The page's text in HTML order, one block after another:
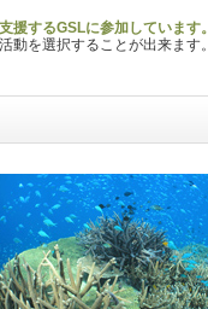
援するGSLに参加しています。
を選択することが出来ます。